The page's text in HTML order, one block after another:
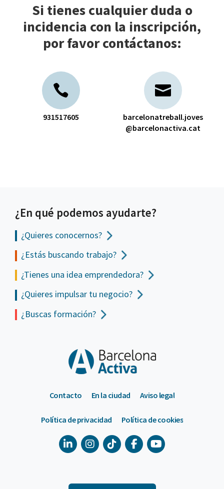
Si tienes cualquier duda o
incidencia con la inscripción,
por favor contáctanos:
931517605
barcelonatreball.joves
@barcelonactiva.cat
¿En qué podemos ayudarte?
¿Quieres conocernos?
¿Estás buscando trabajo?
¿Tienes una idea emprendedora?
¿Quieres impulsar tu negocio?
¿Buscas formación?
Contacto En la ciudad Aviso legal
Política de privacidad Política de cookies